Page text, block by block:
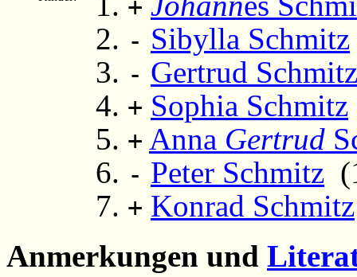
+
- Sibylla Schmitz
- Gertrud Schmitz
+ Sophia Schmitz
+ Anna Gertrud
- Peter Schmitz
+ Konrad Schmitz
Anmerkungen und